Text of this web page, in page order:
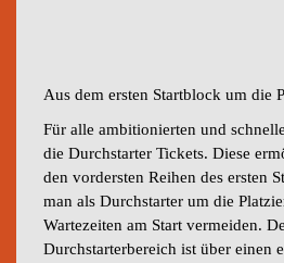
Aus dem ersten Startblock um die
Für alle ambitionierten und
die Durchstarter Tickets. Diese
den vordersten Reihen des ersten
man als Durchstarter um die
Wartezeiten am Start vermeiden.
Durchstarterbereich ist über einen